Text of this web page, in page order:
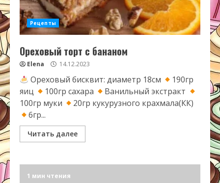
Рецепты
Ореховый торт с бананом
Elena 14.12.2023
Ореховый бисквит: диаметр 18см
190гр
яиц
100гр сахара
Ванильный экстракт
100гр муки
20гр кукурузного крахмала(КК)
6гр...
Читать далее
1 мин чтения